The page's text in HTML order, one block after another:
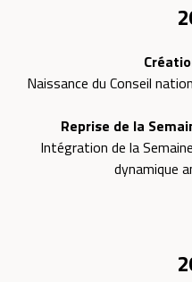
Naissance du Conseil
Reprise de la
Intégration de la
dynamique